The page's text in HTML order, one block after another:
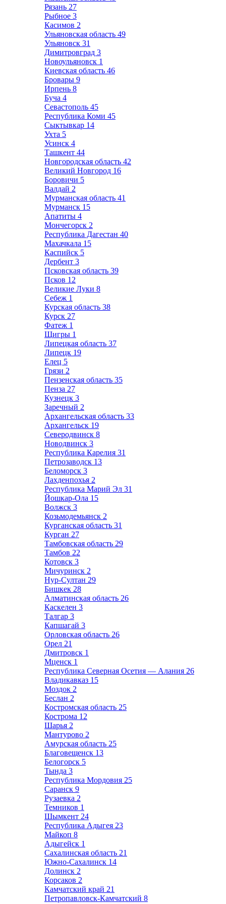
Рязань 27
Рыбное 3
Касимов 2
Ульяновская область 49
Ульяновск 31
Димитровград 3
Новоульяновск 1
Киевская область 46
Бровары 9
Ирпень 8
Буча 4
Севастополь 45
Республика Коми 45
Сыктывкар 14
Ухта 5
Усинск 4
Ташкент 44
Новгородская область 42
Великий Новгород 16
Боровичи 5
Валдай 2
Мурманская область 41
Мурманск 15
Апатиты 4
Мончегорск 2
Республика Дагестан 40
Махачкала 15
Каспийск 5
Дербент 3
Псковская область 39
Псков 12
Великие Луки 8
Себеж 1
Курская область 38
Курск 27
Фатеж 1
Щигры 1
Липецкая область 37
Липецк 19
Елец 5
Грязи 2
Пензенская область 35
Пенза 27
Кузнецк 3
Заречный 2
Архангельская область 33
Архангельск 19
Северодвинск 8
Новодвинск 3
Республика Карелия 31
Петрозаводск 13
Беломорск 3
Лахденпохья 2
Республика Марий Эл 31
Йошкар-Ола 15
Волжск 3
Козьмодемьянск 2
Курганская область 31
Курган 27
Тамбовская область 29
Тамбов 22
Котовск 3
Мичуринск 2
Нур-Султан 29
Бишкек 28
Алматинская область 26
Каскелен 3
Талгар 3
Капшагай 3
Орловская область 26
Орел 21
Дмитровск 1
Мценск 1
Республика Северная Осетия — Алания 26
Владикавказ 15
Моздок 2
Беслан 2
Костромская область 25
Кострома 12
Шарья 2
Мантурово 2
Амурская область 25
Благовещенск 13
Белогорск 5
Тында 3
Республика Мордовия 25
Саранск 9
Рузаевка 2
Темников 1
Шымкент 24
Республика Адыгея 23
Майкоп 8
Адыгейск 1
Сахалинская область 21
Южно-Сахалинск 14
Долинск 2
Корсаков 2
Камчатский край 21
Петропавловск-Камчатский 8